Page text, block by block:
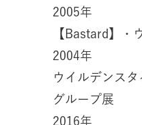
2005年
【Bastard】・
2004年
ウイルデンスタ
グループ展
2016年